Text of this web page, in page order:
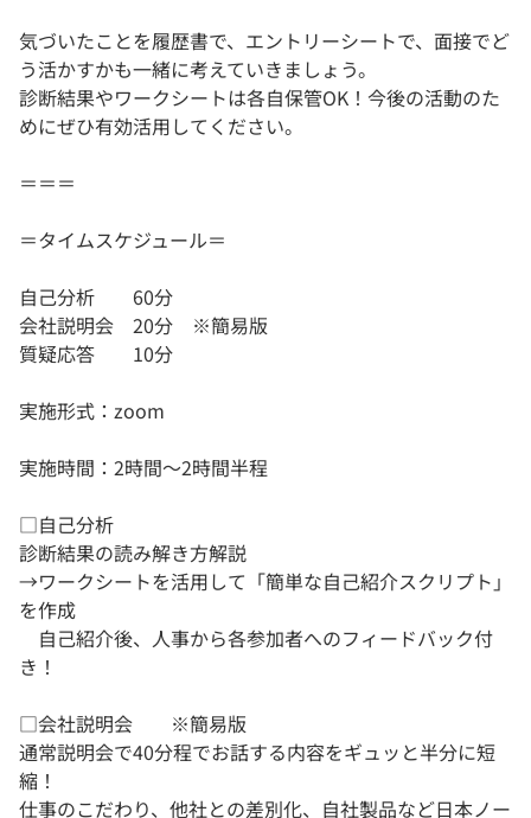
気づいたことを履歴書で、エントリーシートで、面接でど
う活かすかも一緒に考えていきましょう。
診断結果やワークシートは各自保管OK！今後の活動のた
めにぜひ有効活用してください。
＝＝＝
＝タイムスケジュール＝
自己分析 60分
会社説明会 20分 ※簡易版
質疑応答 10分
実施形式：zoom
実施時間：2時間～2時間半程
□自己分析
診断結果の読み解き方解説
→ワークシートを活用して「簡単な自己紹介スクリプト」
を作成
自己紹介後、人事から各参加者へのフィードバック付
き！
□会社説明会 ※簡易版
通常説明会で40分程でお話する内容をギュッと半分に短
縮！
仕事のこだわり、他社との差別化、自社製品など日本ノー